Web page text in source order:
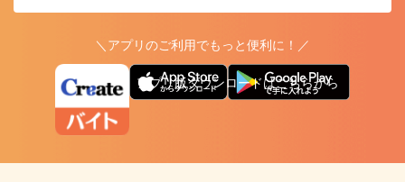
＼アプリのご利用でもっと便利に！／
アプリ版ダウンロードはこちらから